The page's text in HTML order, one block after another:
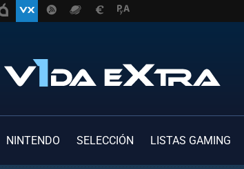
NINTENDO SELECCIÓN LISTAS GAMING